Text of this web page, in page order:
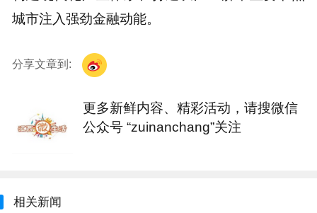
城市注入强劲金融动能。
分享文章到:
更多新鲜内容、精彩活动，请搜微信
公众号 “zuinanchang”关注
相关新闻